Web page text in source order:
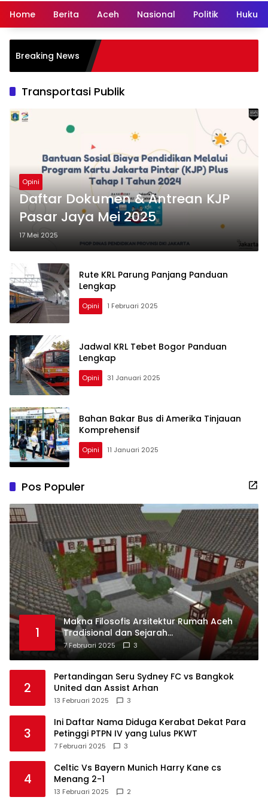
Home Berita Aceh Nasional Politik
Breaking News
Transportasi Publik
Opini
Daftar Dokumen & Antrean KJP
Pasar Jaya Mei 2025
17 Mei 2025
Rute KRL Parung Panjang Panduan
Lengkap
Opini 1 Februari 2025
Jadwal KRL Tebet Bogor Panduan
Lengkap
Opini 31 Januari 2025
Bahan Bakar Bus di Amerika Tinjauan
Komprehensif
Opini 11 Januari 2025
Pos Populer
1
Makna Filosofis Arsitektur Rumah Aceh
Tradisional dan Sejarah
Perkembangannya
7 Februari 2025 3
2
Pertandingan Seru Sydney FC vs Bangkok
United dan Assist Arhan
13 Februari 2025 3
3
Ini Daftar Nama Diduga Kerabat Dekat Para
Petinggi PTPN IV yang Lulus PKWT
7 Februari 2025 3
4
Celtic Vs Bayern Munich Harry Kane cs
Menang 2-1
13 Februari 2025 2